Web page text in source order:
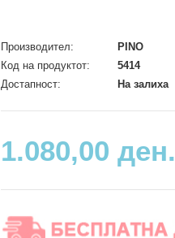
Производител:
PINO
Код на продуктот:
5414
Достапност:
На залиха
1.080,00 ден.